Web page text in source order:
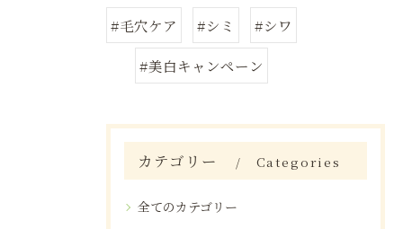
#毛穴ケア #シミ #シワ
#美白キャンペーン
カテゴリー Categories
全てのカテゴリー